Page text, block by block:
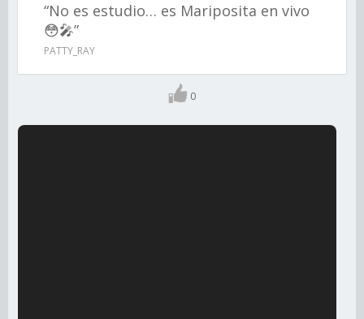
“No es estudio… es Mariposita en vivo
😳🎤”
PATTY_RAY
0